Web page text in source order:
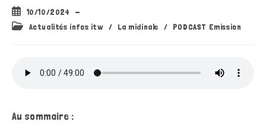
Publication
publiée :
10/10/2024
PostActualités infos itw / La midinale / PODCAST Emission
Au sommaire :